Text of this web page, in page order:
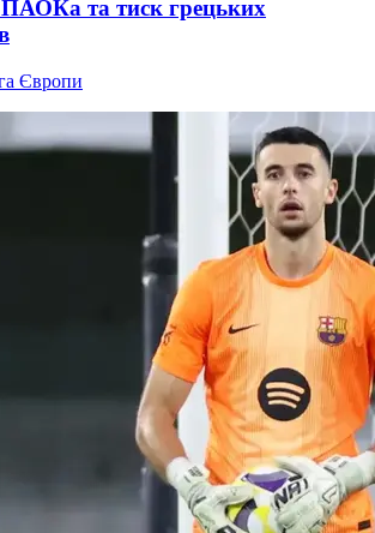
ПАОКа та тиск грецьких
Європи